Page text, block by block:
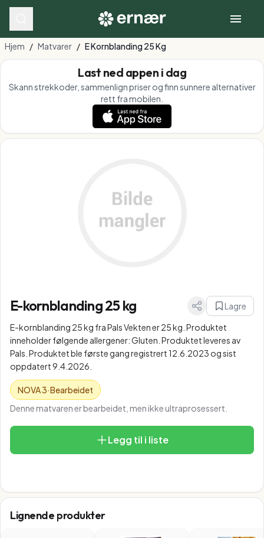
Hjem / Matvarer / E Kornblanding 25 Kg
Last ned appen i dag
Skann strekkoder, sammenlign priser og finn sunnere alternativer
rett fra mobilen.
E-kornblanding 25 kg
Lagre
E-kornblanding 25 kg fra Pals Vekten er 25 kg. Produktet
inneholder følgende allergener: Gluten. Produktet leveres av
Pals. Produktet ble første gang registrert 12.6.2023 og sist
oppdatert 9.4.2026.
NOVA3·Bearbeidet
Denne matvaren er bearbeidet, men ikke ultraprosessert.
Legg til i liste
Lignende produkter